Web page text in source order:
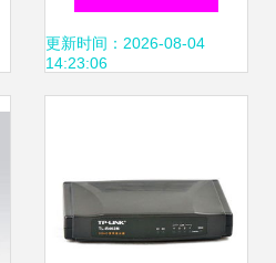
价、性能与用户体
更新时间：2026-08-04
14:23:06